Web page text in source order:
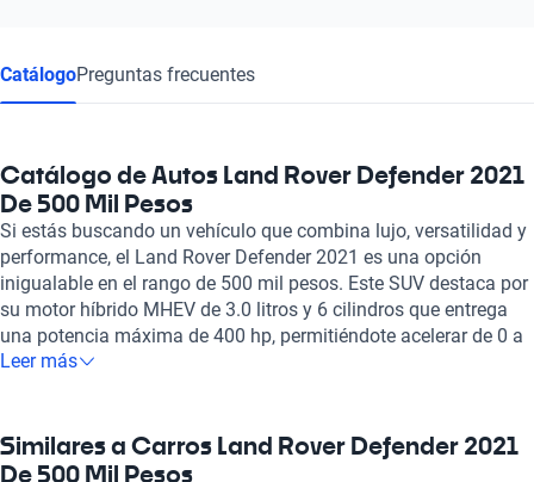
CatálogoPreguntas frecuentes
Catálogo de Autos Land Rover Defender 2021
De 500 Mil Pesos
Si estás buscando un vehículo que combina lujo, versatilidad y
performance, el Land Rover Defender 2021 es una opción
inigualable en el rango de 500 mil pesos. Este SUV destaca por
su motor híbrido MHEV de 3.0 litros y 6 cilindros que entrega
una potencia máxima de 400 hp, permitiéndote acelerar de 0 a
100 km/h en apenas 6.1 segundos, lo que refleja su
litros cada 100 km, es ideal tanto para la ciudad como para
aventuras fuera de la carretera. El interior del Defender está
Leer más
Similares a Carros Land Rover Defender 2021
De 500 Mil Pesos